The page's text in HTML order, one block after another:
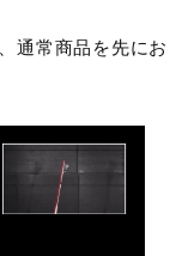
通常商品を先にお